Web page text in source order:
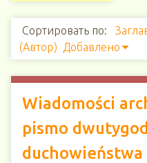
Сортировать по:
(Автор)
Добавлено
Wiadomości
pismo